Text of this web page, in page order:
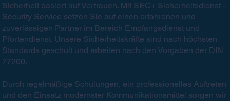
Sicherheit basiert auf Vertrauen. Mit SEC+ Sicherheitsdienst -
Security Service setzen Sie auf einen erfahrenen und
zuverlässigen Partner im Bereich Empfangsdienst und
Pfortendienst. Unsere Sicherheitskräfte sind nach höchsten
Standards geschult und arbeiten nach den Vorgaben der DIN
77200.
Durch regelmäßige Schulungen, ein professionelles Auftreten
und den Einsatz modernster Kommunikationsmittel sorgen wir